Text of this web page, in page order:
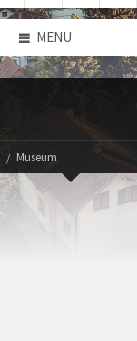
MENU
Museum